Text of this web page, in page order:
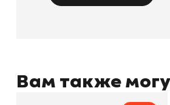
Вам также